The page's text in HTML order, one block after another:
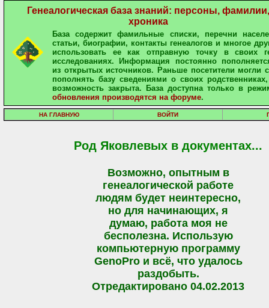
Генеалогическая база знаний: персоны, фамилии,
хроника
База содержит фамильные списки, перечни
статьи, биографии, контакты генеалогов и многое
использовать ее как отправную точку в своих
исследованиях. Информация постоянно
из открытых источников. Раньше посетители могли
пополнять базу сведениями о своих
возможность закрыта. База доступна только в
обновления производятся на форуме.
НА ГЛАВНУЮ ВОЙТИ
Род Яковлевых в документах...
Возможно, опытным в
генеалогической работе
людям будет неинтересно,
но для начинающих, я
думаю, работа моя не
бесполезна. Использую
компьютерную программу
GenoPro и всё, что удалось
раздобыть.
Отредактировано 04.02.2013